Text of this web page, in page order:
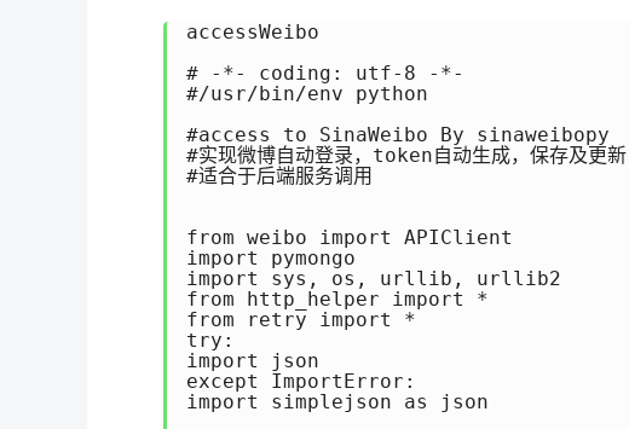
accessWeibo
# -*- coding: utf-8 -*-
#/usr/bin/env python
#access to SinaWeibo By sinaweibopy
#实现微博自动登录，token自动生成，保存及更新
#适合于后端服务调用
from weibo import APIClient
import pymongo
import sys, os, urllib, urllib2
from http_helper import *
from retry import *
try:
import json
except ImportError:
import simplejson as json